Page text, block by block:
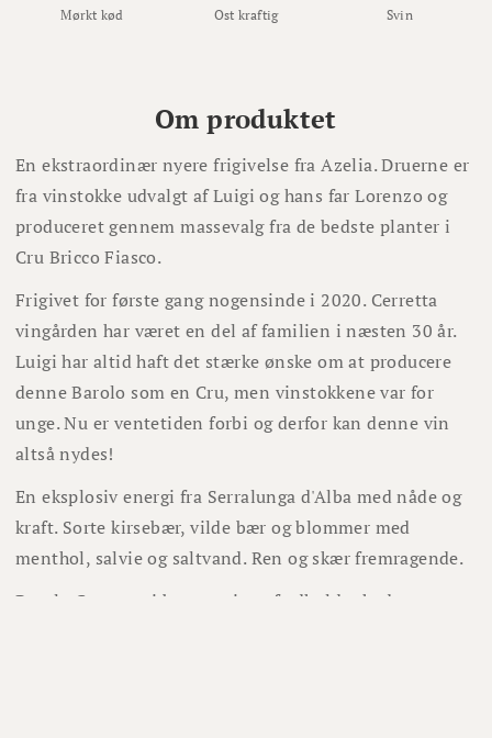
Mørkt kød Ost kraftig Svin
Om produktet
En ekstraordinær nyere frigivelse fra Azelia. Druerne er
fra vinstokke udvalgt af Luigi og hans far Lorenzo og
produceret gennem massevalg fra de bedste planter i
Cru Bricco Fiasco.
Frigivet for første gang nogensinde i 2020. Cerretta
vingården har været en del af familien i næsten 30 år.
Luigi har altid haft det stærke ønske om at producere
denne Barolo som en Cru, men vinstokkene var for
unge. Nu er ventetiden forbi og derfor kan denne vin
altså nydes!
En eksplosiv energi fra Serralunga d'Alba med nåde og
kraft. Sorte kirsebær, vilde bær og blommer med
menthol, salvie og saltvand. Ren og skær fremragende.
Barolo Cerretta, i betragtning af udholdenhed og